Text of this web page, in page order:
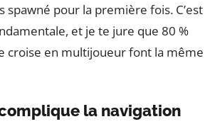
spawné pour la première fois. C’est
et je te jure que 80 %
croise en multijoueur font la même
la navigation